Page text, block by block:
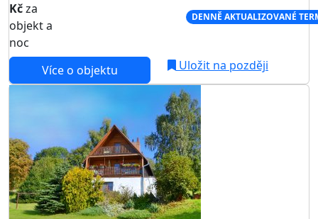
Kčza
objekt a
noc
DENNĚ AKTUALIZOVANÉ
Více o objektu Uložit na později